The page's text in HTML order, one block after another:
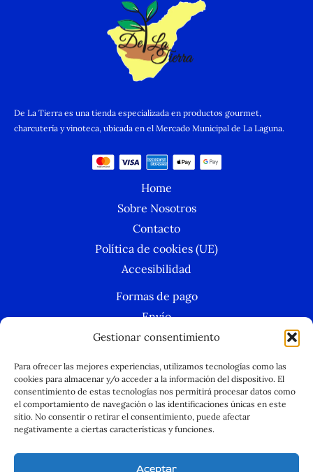
Gestionar consentimiento
Para ofrecer las mejores experiencias, utilizamos tecnologías como las
cookies para almacenar y/o acceder a la información del dispositivo. El
consentimiento de estas tecnologías nos permitirá procesar datos como
el comportamiento de navegación o las identificaciones únicas en este
sitio. No consentir o retirar el consentimiento, puede afectar
negativamente a ciertas características y funciones.
Aceptar
De La Tierra es una tienda especializada en productos gourmet,
charcutería y vinoteca, ubicada en el Mercado Municipal de La Laguna.
Home
Sobre Nosotros
Contacto
Política de cookies (UE)
Accesibilidad
Formas de pago
Envío
Condiciones Generales
Aviso legal
Política de cookies